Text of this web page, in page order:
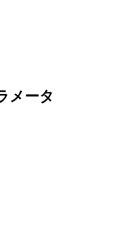
メータ